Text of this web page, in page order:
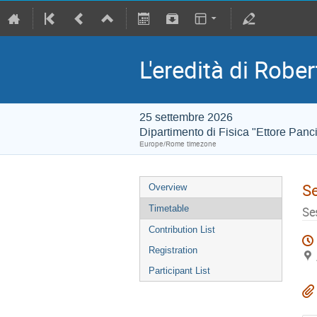
L'eredità di
25 settembre 2026
Dipartimento di Fisica "Ettore
Europe/Rome timezone
Overview
Timetable
Contribution List
Registration
Participant List